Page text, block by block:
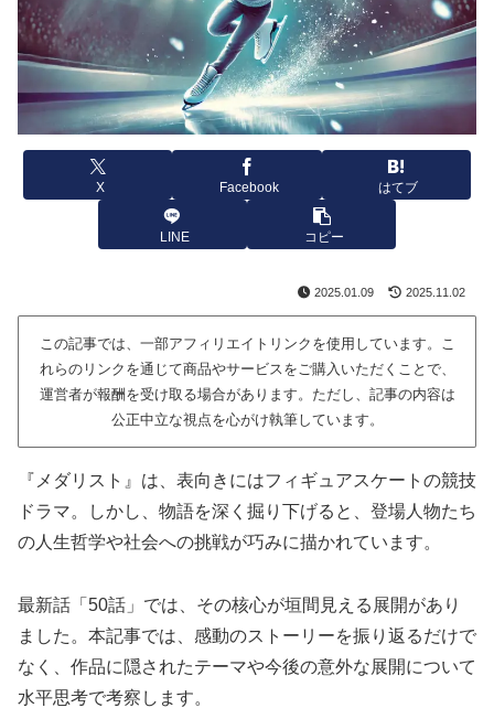
X Facebook はてブ
LINE コピー
2025.01.09 2025.11.02
この記事では、一部アフィリエイトリンクを使用しています。こ
れらのリンクを通じて商品やサービスをご購入いただくことで、
運営者が報酬を受け取る場合があります。ただし、記事の内容は
公正中立な視点を心がけ執筆しています。
『メダリスト』は、表向きにはフィギュアスケートの競技
ドラマ。しかし、物語を深く掘り下げると、登場人物たち
の人生哲学や社会への挑戦が巧みに描かれています。
最新話「50話」では、その核心が垣間見える展開があり
ました。本記事では、感動のストーリーを振り返るだけで
なく、作品に隠されたテーマや今後の意外な展開について
水平思考で考察します。